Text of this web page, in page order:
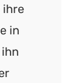
ihre
in